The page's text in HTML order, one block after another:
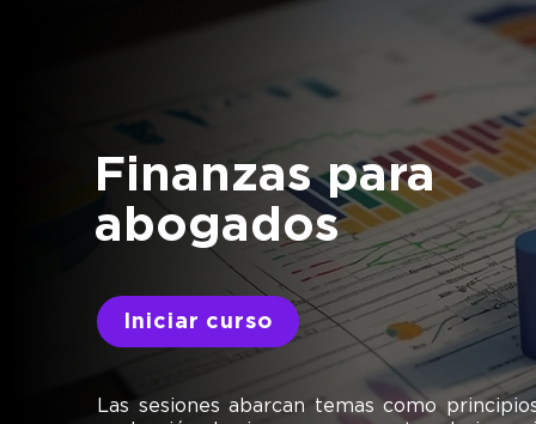
Las sesiones abarcan temas como
Finanzas para
abogados
Iniciar curso